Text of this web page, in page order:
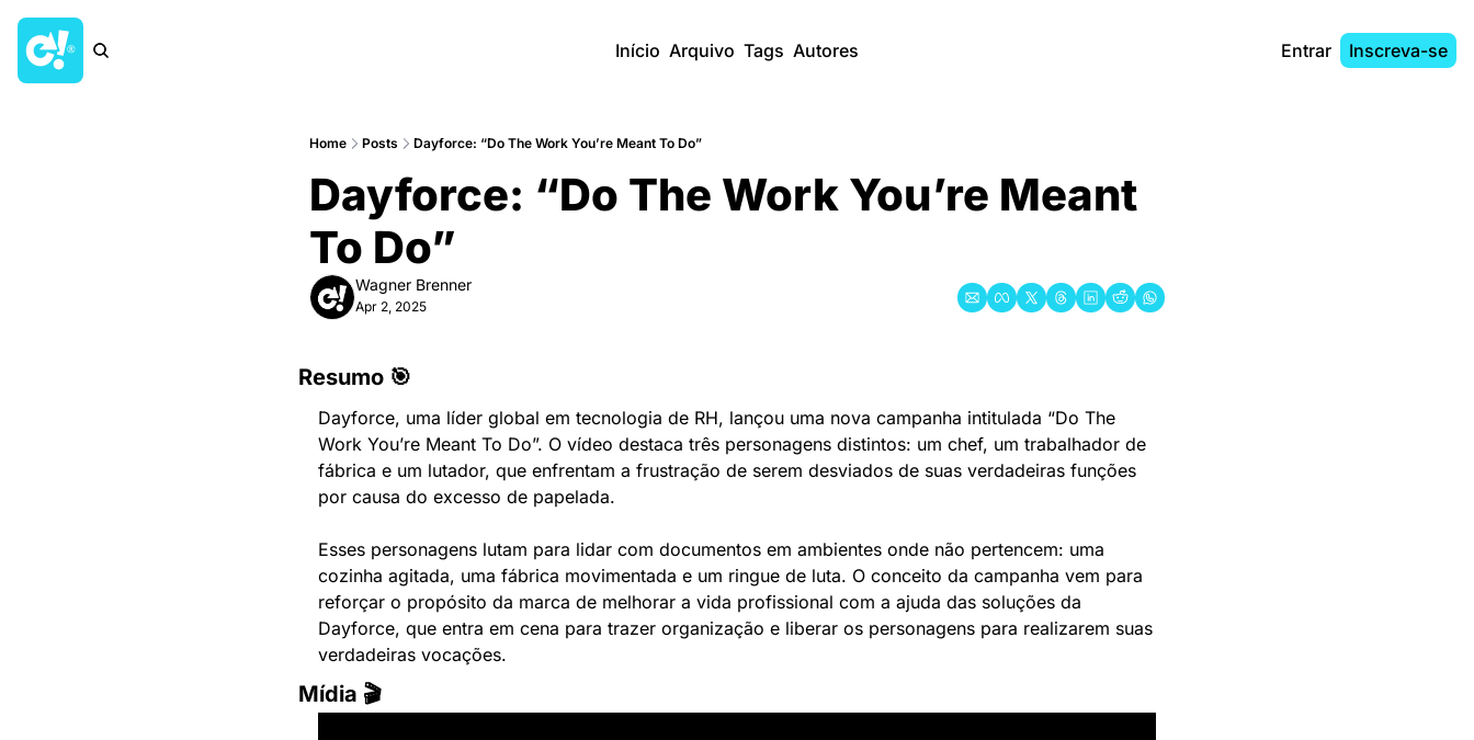
Início Arquivo Tags Autores Entrar Inscreva-se
Home Posts Dayforce: “Do The Work You’re Meant To Do”
Dayforce: “Do The Work You’re Meant
To Do”
Wagner Brenner
Apr 2, 2025
Resumo 🎯
Dayforce, uma líder global em tecnologia de RH, lançou uma nova campanha intitulada “Do The
Work You’re Meant To Do”. O vídeo destaca três personagens distintos: um chef, um trabalhador de
fábrica e um lutador, que enfrentam a frustração de serem desviados de suas verdadeiras funções
por causa do excesso de papelada.
Esses personagens lutam para lidar com documentos em ambientes onde não pertencem: uma
cozinha agitada, uma fábrica movimentada e um ringue de luta. O conceito da campanha vem para
reforçar o propósito da marca de melhorar a vida profissional com a ajuda das soluções da
Dayforce, que entra em cena para trazer organização e liberar os personagens para realizarem suas
verdadeiras vocações.
Mídia 🎬